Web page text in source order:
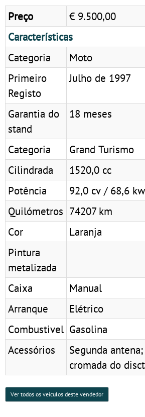
Preço
€ 9.500,00
Características
Categoria
Moto
Primeiro
Registo
Julho de 1997
Garantia do
stand
18 meses
Categoria
Grand Turismo
Cilindrada
1520,0 cc
Potência
92,0 cv / 68,6 kw
Quilómetros 74207 km
Cor
Laranja
Pintura
metalizada
Caixa
Manual
Arranque
Elétrico
Combustivel Gasolina
Acessórios
Segunda
cromada do
Ver todos os veículos deste vendedor